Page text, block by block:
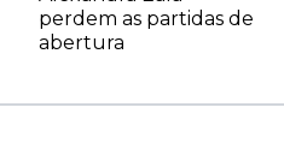
perdem as partidas de
abertura